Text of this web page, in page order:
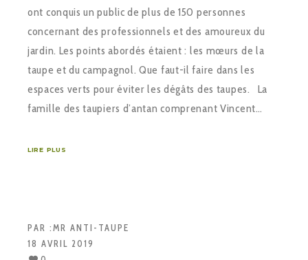
ont conquis un public de plus de 150 personnes
concernant des professionnels et des amoureux du
jardin. Les points abordés étaient : les mœurs de la
taupe et du campagnol. Que faut-il faire dans les
espaces verts pour éviter les dégâts des taupes. La
famille des taupiers d’antan comprenant Vincent…
LIRE PLUS
PAR :MR ANTI-TAUPE
18 AVRIL 2019